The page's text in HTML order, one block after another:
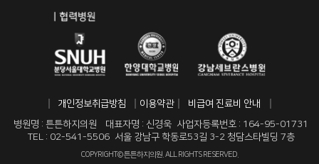
개인정보취급방침 이용약관 비급여 진료비 안내
병원명 : 튼튼하지의원 대표자명 : 신경욱 사업자등록번호 : 164-95-01731
TEL : 02-541-5506
서울 강남구 학동로53길 3-2 청담스타빌딩 7층
COPYRIGHT© 튼튼하지의원. ALL RIGHTS RESERVED.